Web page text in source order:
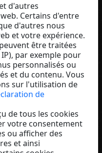
d'autres
Certains d'entre
d'autres nous
et votre expérience.
être traitées
par exemple pour
personnalisés ou
et du contenu. Vous
sur l'utilisation de
de
de tous les cookies
votre consentement
ou afficher des
et ainsi